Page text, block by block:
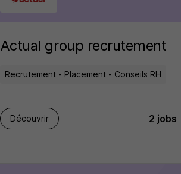
Actual group recrutement
Recrutement - Placement - Conseils RH
Découvrir 2 jobs